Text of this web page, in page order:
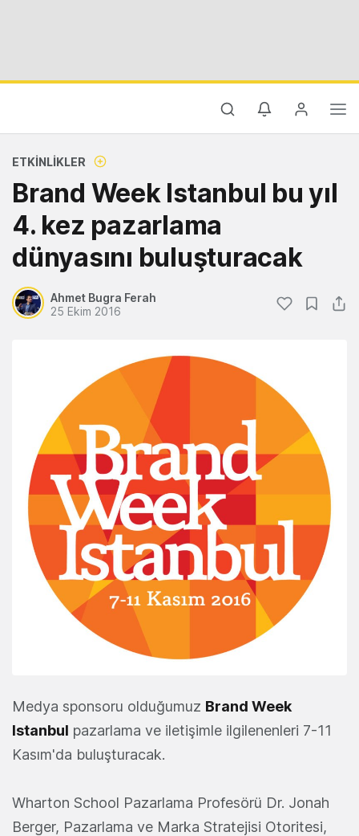
ETKINLIKLER
Brand Week Istanbul bu yıl
4. kez pazarlama
dünyasını buluşturacak
Ahmet Bugra Ferah
25 Ekim 2016
Medya sponsoru olduğumuz Brand Week
Istanbul pazarlama ve iletişimle ilgilenenleri 7-11
Kasım'da buluşturacak.
Wharton School Pazarlama Profesörü Dr. Jonah
Berger, Pazarlama ve Marka Stratejisi Otoritesi,